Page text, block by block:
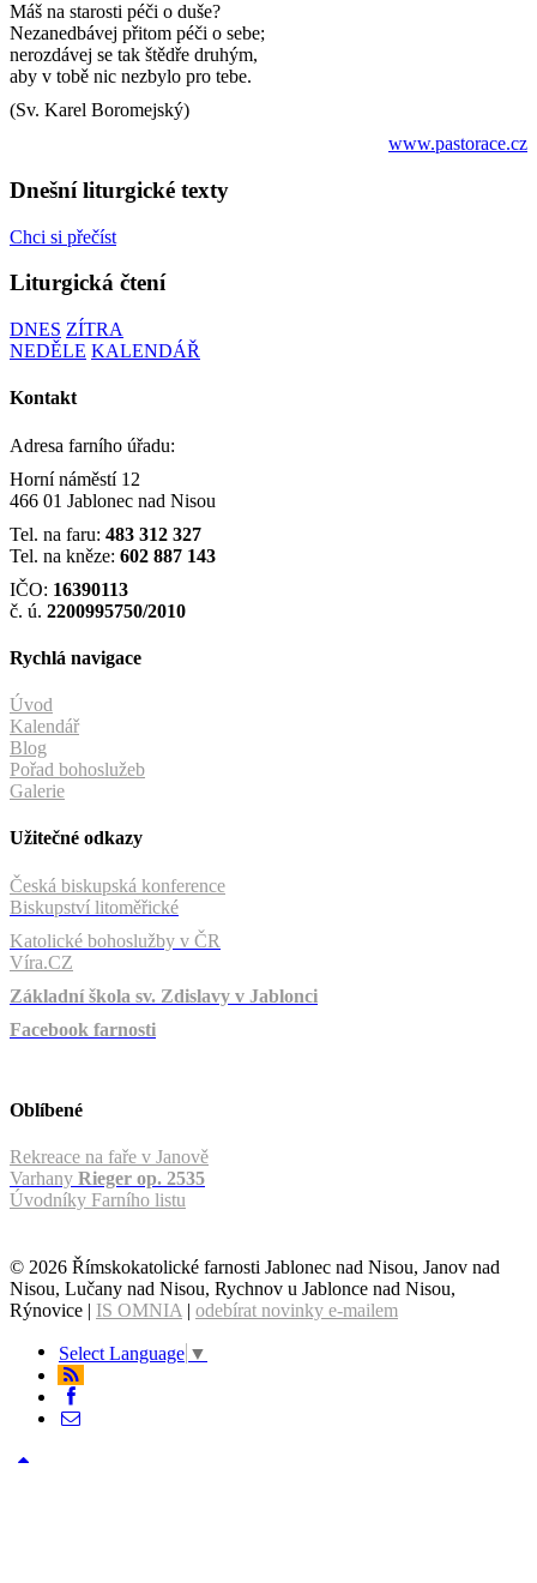
Máš na starosti péči o duše?
Nezanedbávej přitom péči o sebe;
nerozdávej se tak štědře druhým,
aby v tobě nic nezbylo pro tebe.
(Sv. Karel Boromejský)
www.pastorace.cz
Dnešní liturgické texty
Chci si přečíst
Liturgická čtení
DNES ZÍTRA
NEDĚLE KALENDÁŘ
Kontakt
Adresa farního úřadu:
Horní náměstí 12
466 01 Jablonec nad Nisou
Tel. na faru: 483 312 327
Tel. na kněze: 602 887 143
IČO: 16390113
č. ú. 2200995750/2010
Rychlá navigace
Úvod
Kalendář
Blog
Pořad bohoslužeb
Galerie
Užitečné odkazy
Česká biskupská konference
Biskupství litoměřické
Katolické bohoslužby v ČR
Víra.CZ
Základní škola sv. Zdislavy v Jablonci
Facebook farnosti
Oblíbené
Rekreace na faře v Janově
Varhany Rieger op. 2535
Úvodníky Farního listu
© 2026 Římskokatolické farnosti Jablonec nad Nisou, Janov nad
Nisou, Lučany nad Nisou, Rychnov u Jablonce nad Nisou,
Rýnovice | IS OMNIA | odebírat novinky e-mailem
Select Language ▼